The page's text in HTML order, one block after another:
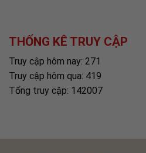
THỐNG KÊ TRUY CẬP
Truy cập hôm nay: 271
Truy cập hôm qua: 419
Tổng truy cập: 142007